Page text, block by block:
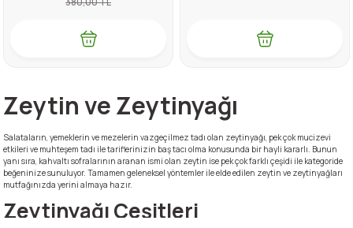
Zeytin ve Zeytinyağı
Salataların, yemeklerin ve mezelerin vazgeçilmez tadı olan zeytinyağı, pek çok mucizevi
etkileri ve muhteşem tadı ile tariflerinizin baş tacı olma konusunda bir hayli kararlı. Bunun
yanı sıra, kahvaltı sofralarının aranan ismi olan zeytin ise pek çok farklı çeşidi ile kategoride
beğeninize sunuluyor. Tamamen geleneksel yöntemler ile elde edilen zeytin ve zeytinyağları
mutfağınızda yerini almaya hazır.
Zeytinyağı Çeşitleri